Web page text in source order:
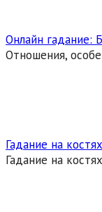
Онлайн гадание:
Отношения,
Гадание на
Гадание на